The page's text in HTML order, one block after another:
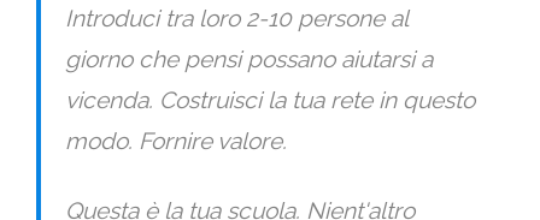
Introduci tra loro 2-10 persone al
giorno che pensi possano aiutarsi a
vicenda. Costruisci la tua rete in questo
modo. Fornire valore.
Questa è la tua scuola. Nient'altro